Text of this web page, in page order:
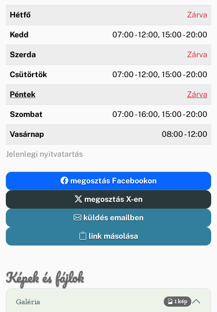
Hétfő Zárva
Kedd 07:00 - 12:00, 15:00 - 20:00
Szerda Zárva
Csütörtök 07:00 - 12:00, 15:00 - 20:00
Péntek Zárva
Szombat 07:00 - 16:00, 15:00 - 20:00
Vasárnap 08:00 - 12:00
Jelenlegi nyitvatartás
megosztás Facebookon
megosztás X-en
küldés emailben
link másolása
Képek és fájlok
Galéria 1 kép